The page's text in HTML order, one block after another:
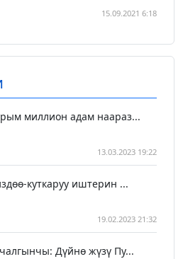
15.09.2021 6:18
миллион адам наараз...
13.03.2023 19:22
куткаруу иштерин ...
19.02.2023 21:32
Дүйнө жүзү Пу...